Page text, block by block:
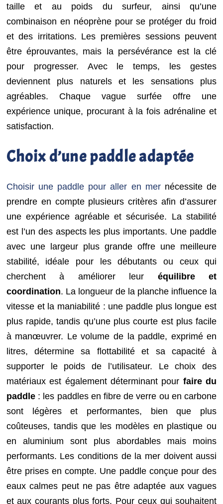
taille et au poids du surfeur, ainsi qu’une
combinaison en néoprène pour se protéger du froid
et des irritations. Les premières sessions peuvent
être éprouvantes, mais la persévérance est la clé
pour progresser. Avec le temps, les gestes
deviennent plus naturels et les sensations plus
agréables. Chaque vague surfée offre une
expérience unique, procurant à la fois adrénaline et
satisfaction.
Choix d’une paddle adaptée
Choisir une paddle pour aller en mernécessite de
prendre en compte plusieurs critères afin d’assurer
une expérience agréable et sécurisée. La stabilité
est l’un des aspects les plus importants. Une paddle
avec une largeur plus grande offre une meilleure
stabilité, idéale pour les débutants ou ceux qui
cherchent à améliorer leur équilibre et
coordination. La longueur de la planche influence la
vitesse et la maniabilité : une paddle plus longue est
plus rapide, tandis qu’une plus courte est plus facile
à manœuvrer. Le volume de la paddle, exprimé en
litres, détermine sa flottabilité et sa capacité à
supporter le poids de l’utilisateur. Le choix des
matériaux est également déterminant pour faire du
paddle: les paddles en fibre de verre ou en carbone
sont légères et performantes, bien que plus
coûteuses, tandis que les modèles en plastique ou
en aluminium sont plus abordables mais moins
performants. Les conditions de la mer doivent aussi
être prises en compte. Une paddle conçue pour des
eaux calmes peut ne pas être adaptée aux vagues
et aux courants plus forts. Pour ceux qui souhaitent